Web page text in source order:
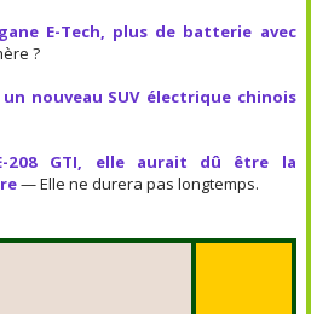
E-Tech, plus de batterie avec
?
un nouveau SUV électrique chinois
208 GTI, elle aurait dû être la
— Elle ne durera pas longtemps.